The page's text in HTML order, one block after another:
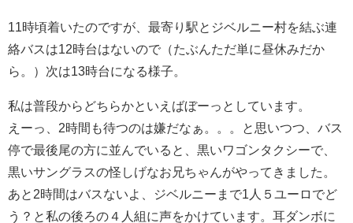
11時頃着いたのですが、最寄り駅とジベルニー村を結ぶ連
絡バスは12時台はないので（たぶんただ単に昼休みだか
ら。）次は13時台になる様子。
私は普段からどちらかといえばぼーっとしています。
えーっ、2時間も待つのは嫌だなぁ。。。と思いつつ、バス
停で最後尾の方に並んでいると、黒いワゴンタクシーで、
黒いサングラスの怪しげなお兄ちゃんがやってきました。
あと2時間はバスないよ、ジベルニーまで1人５ユーロでど
う？と私の後ろの４人組に声をかけています。耳ダンボに